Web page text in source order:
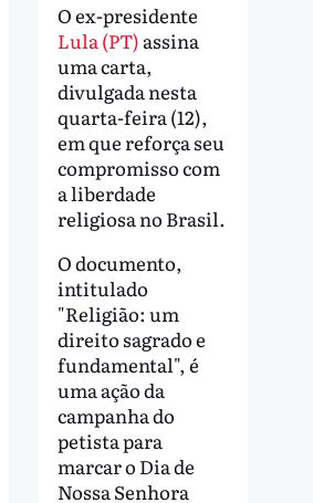
O ex-presidente
Lula (PT) assina
uma carta,
divulgada nesta
quarta-feira (12),
em que reforça seu
compromisso com
a liberdade
religiosa no Brasil.
O documento,
intitulado
"Religião: um
direito sagrado e
fundamental", é
uma ação da
campanha do
petista para
marcar o Dia de
Nossa Senhora